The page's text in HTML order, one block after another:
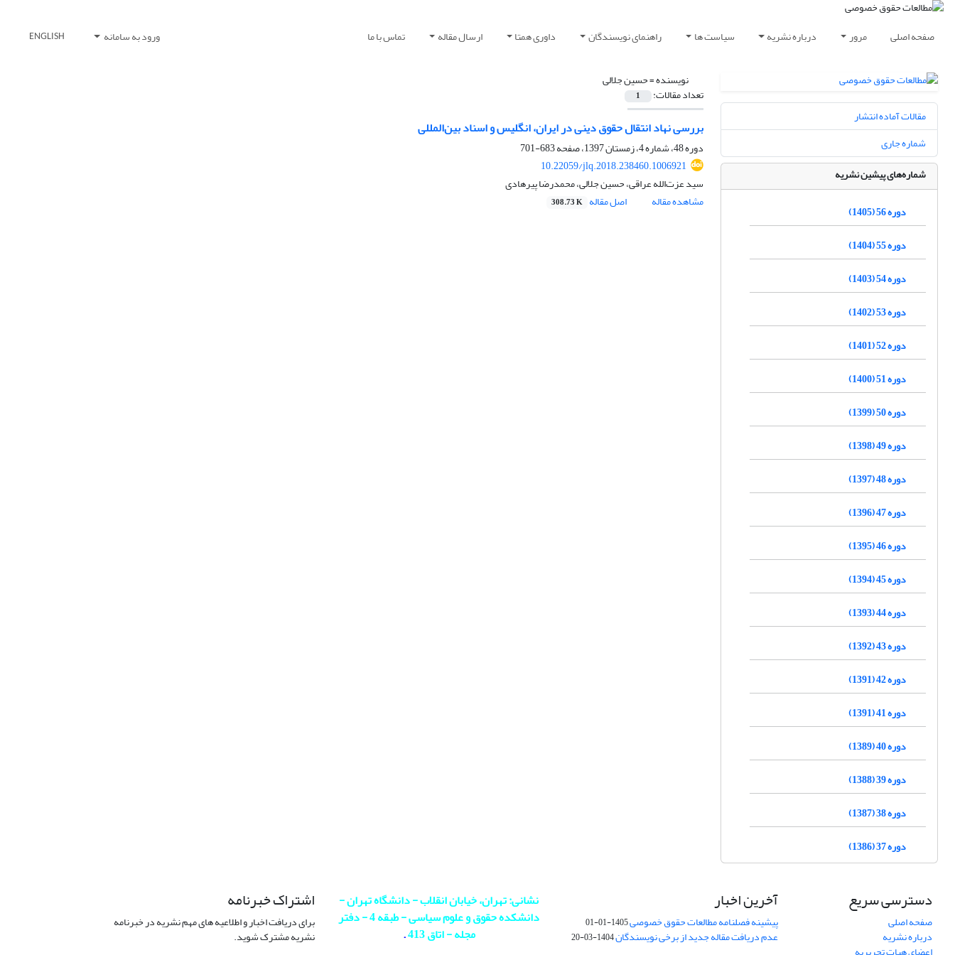
صفحه اصلی مرور درباره نشریه سیاست ها راهنمای نویسندگان داوری همتا ارسال مقاله تماس با ما ورود به سامانه ENGLISH
نویسنده =حسین جلالی
تعداد مقالات: 1
بررسی نهاد انتقال حقوق دینی در ایران، انگلیس و اسناد بین‌المللی
دوره 48، شماره 4، زمستان 1397، صفحه
683-701
10.22059/jlq.2018.238460.1006921
سید عزت‌الله عراقی، حسین جلالی، محمدرضا پیرهادی
مشاهده مقاله
اصل مقاله 308.73 K
مقالات آماده انتشار
شماره جاری
شماره‌های پیشین نشریه
دوره 56 (1405)
دوره 55 (1404)
دوره 54 (1403)
دوره 53 (1402)
دوره 52 (1401)
دوره 51 (1400)
دوره 50 (1399)
دوره 49 (1398)
دوره 48 (1397)
دوره 47 (1396)
دوره 46 (1395)
دوره 45 (1394)
دوره 44 (1393)
دوره 43 (1392)
دوره 42 (1391)
دوره 41 (1391)
دوره 40 (1389)
دوره 39 (1388)
دوره 38 (1387)
دوره 37 (1386)
دسترسی سریع
صفحه اصلی
درباره نشریه
آخرین اخبار
پیشینه فصلنامه مطالعات حقوق خصوصی1405-01-01
عدم دریافت مقاله جدید از برخی نویسندگان1404-03-20
نشانی: تهران، خیابان انقلاب - دانشگاه تهران -
دانشکده حقوق و علوم سیاسی - طبقه 4 - دفتر
مجله - اتاق 413
.
اشتراک خبرنامه
برای دریافت اخبار و اطلاعیه های مهم نشریه در خبرنامه
نشریه مشترک شوید.